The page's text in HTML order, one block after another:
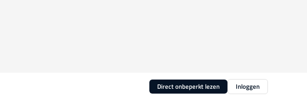
Direct onbeperkt lezen Inloggen